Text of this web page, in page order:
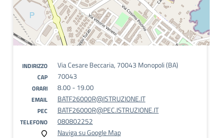
INDIRIZZO Via Cesare Beccaria, 70043 Monopoli (BA)
CAP 70043
ORARI 8.00 - 19.00
EMAIL BATF26000R@ISTRUZIONE.IT
PEC BATF26000R@PEC.ISTRUZIONE.IT
TELEFONO
080802252
Naviga su Google Map